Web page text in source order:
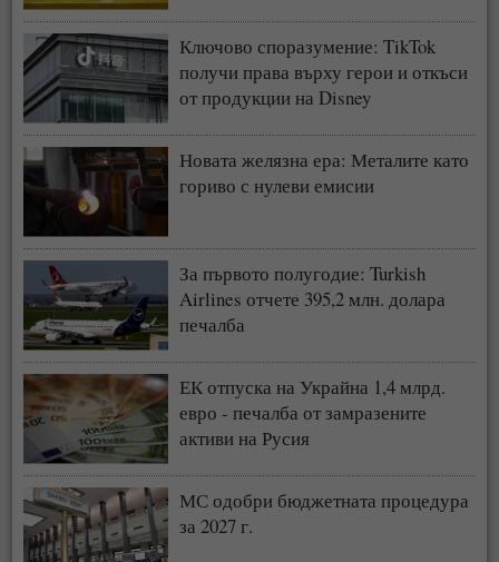
Ключово споразумение: TikTok
получи права върху герои и откъси
от продукции на Disney
Новата желязна ера: Металите като
гориво с нулеви емисии
За първото полугодие: Turkish
Airlines отчете 395,2 млн. долара
печалба
ЕК отпуска на Украйна 1,4 млрд.
евро - печалба от замразените
активи на Русия
МС одобри бюджетната процедура
за 2027 г.